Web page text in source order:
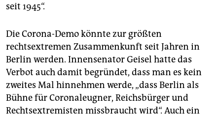
seit 1945“.
Die Corona-Demo könnte zur größten
rechtsextremen Zusammenkunft seit Jahren in
Berlin werden. Innensenator Geisel hatte das
Verbot auch damit begründet, dass man es kein
zweites Mal hinnehmen werde, „dass Berlin als
Bühne für Coronaleugner, Reichsbürger und
Rechtsextremisten missbraucht wird“. Auch ein